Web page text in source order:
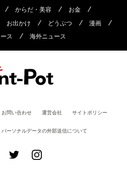
からだ・美容
お金
お出かけ どうぶつ
漫画
ス 海外ニュース
お問い合わせ 運営会社 サイトポリシー
パーソナルデータの外部送信について